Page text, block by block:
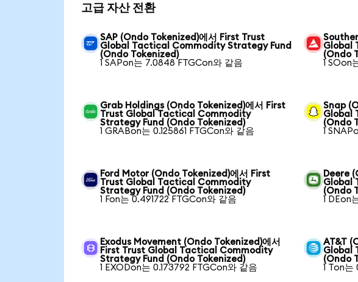
고급 자산 전환
SAP (Ondo Tokenized)에서 First Trust
Global Tactical Commodity Strategy Fund
(Ondo Tokenized)
1 SAPon는 7.0848 FTGCon와 같음
Global
(Ondo
1 SOon
Grab Holdings (Ondo Tokenized)에서 First
Trust Global Tactical Commodity
Strategy Fund (Ondo Tokenized)
1 GRABon는 0.125861 FTGCon와 같음
Snap
Global
(Ondo
1
Ford Motor (Ondo Tokenized)에서 First
Trust Global Tactical Commodity
Strategy Fund (Ondo Tokenized)
1 Fon는 0.491722 FTGCon와 같음
Deere
Global
(Ondo
1 DEon
Exodus Movement (Ondo Tokenized)에서
First Trust Global Tactical Commodity
Strategy Fund (Ondo Tokenized)
1 EXODon는 0.173792 FTGCon와 같음
AT&T
Global
(Ondo
1 Ton는